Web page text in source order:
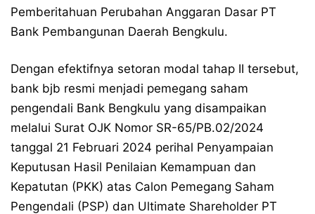
Pemberitahuan Perubahan Anggaran Dasar PT
Bank Pembangunan Daerah Bengkulu.
Dengan efektifnya setoran modal tahap II tersebut,
bank bjb resmi menjadi pemegang saham
pengendali Bank Bengkulu yang disampaikan
melalui Surat OJK Nomor SR-65/PB.02/2024
tanggal 21 Februari 2024 perihal Penyampaian
Keputusan Hasil Penilaian Kemampuan dan
Kepatutan (PKK) atas Calon Pemegang Saham
Pengendali (PSP) dan Ultimate Shareholder PT